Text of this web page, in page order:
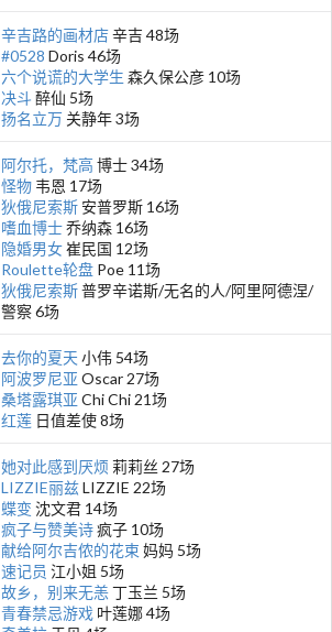
辛吉路的画材店辛吉 48场
#0528 Doris 46场
六个说谎的大学生 森久保公彦 10场
决斗 醉仙 5场
扬名立万 关静年 3场
阿尔托，梵高 博士 34场
怪物 韦恩 17场
狄俄尼索斯 安普罗斯 16场
嗜血博士乔纳森 16场
隐婚男女崔民国 12场
Roulette轮盘 Poe 11场
狄俄尼索斯普罗辛诺斯/无名的人/阿里阿德涅/
警察 6场
去你的夏天 小伟 54场
阿波罗尼亚 Oscar 27场
桑塔露琪亚 Chi Chi 21场
红莲 日值差使 8场
她对此感到厌烦 莉莉丝 27场
LIZZIE丽兹LIZZIE 22场
蝶变 沈文君 14场
疯子与赞美诗疯子 10场
献给阿尔吉侬的花束 妈妈 5场
速记员 江小姐 5场
故乡，别来无恙丁玉兰 5场
青春禁忌游戏 叶莲娜 4场